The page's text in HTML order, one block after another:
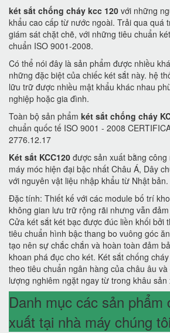
két sắt chống cháy kcc 120 với những
khẩu cao cấp từ nước ngoài. Trải qua quá
giám sát chặt chẽ, với những tiêu chuẩn
chuẩn ISO 9001-2008.
Có thể nói đây là sản phẩm được nhiều
những đặc biệt của chiếc két sắt này. hệ
lữu trữ được nhiều mật khẩu khác nhau
nghiệp hoặc gia đình.
Toàn bộ sản phẩm két sắt chống cháy
chuẩn quốc tế ISO 9001 - 2008
2776.12.17
Két sắt KCC120 được sản xuất bằng
máy móc hiện đại bậc nhất Châu Á, Dây
với nguyên vật liệu nhập khẩu từ Nhật bản.
Đặc tính: Thiết kế với các module bố trí
không gian lưu trữ rộng rãi nhưng vẫn
Cửa két sắt két bạc được đúc liền khối bởi
tiêu chuẩn hình bậc thang bo vuông góc
tạo nên sự chắc chắn và hoàn toàn đảm
khoan phá đục cho két. Két sắt chống
theo tiêu chuẩn ngân hàng của châu âu
lượng nghiêm ngặt ngay từ trong khâu sản
Danh mục các sản phẩm
xuất tại nhà máy chúng tôi